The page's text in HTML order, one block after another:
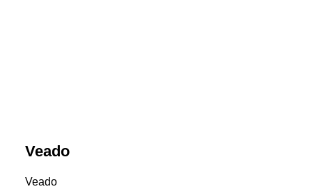
Veado
Veado